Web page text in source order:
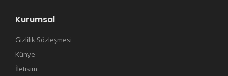
Kurumsal
Gizlilik Sözleşmesi
Künye
İletisim